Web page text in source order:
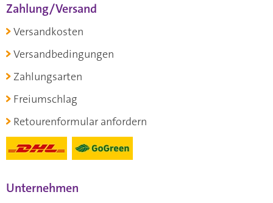
Zahlung/Versand
Versandkosten
Versandbedingungen
Zahlungsarten
Freiumschlag
Retourenformular anfordern
Unternehmen